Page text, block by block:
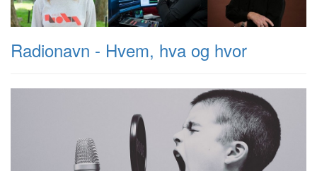
Radionavn - Hvem, hva og hvor